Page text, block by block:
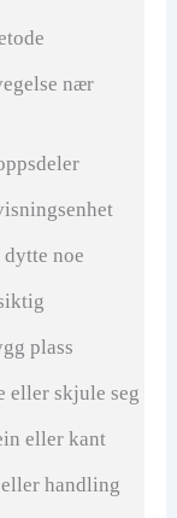
nær
noe
plass
eller skjule seg
eller kant
handling